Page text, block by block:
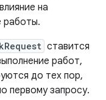
на
работы.
ставится
работ,
до тех пор,
первому запросу.